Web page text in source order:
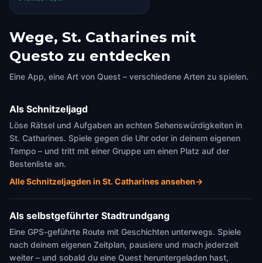
Wege, St. Catharines mit
Questo zu entdecken
Eine App, eine Art von Quest – verschiedene Arten zu spielen.
Als Schnitzeljagd
Löse Rätsel und Aufgaben an echten Sehenswürdigkeiten in
St. Catharines. Spiele gegen die Uhr oder in deinem eigenen
Tempo – und tritt mit einer Gruppe um einen Platz auf der
Bestenliste an.
Alle Schnitzeljagden in St. Catharines ansehen→
Als selbstgeführter Stadtrundgang
Eine GPS-geführte Route mit Geschichten unterwegs. Spiele
nach deinem eigenen Zeitplan, pausiere und mach jederzeit
weiter – und sobald du eine Quest heruntergeladen hast,